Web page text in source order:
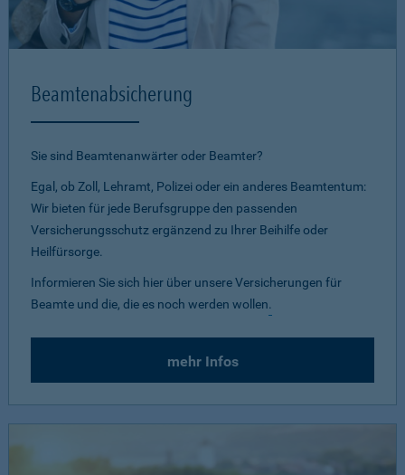
Beamtenabsicherung
Sie sind Beamtenanwärter oder Beamter?
Egal, ob Zoll, Lehramt, Polizei oder ein anderes Beamtentum:
Wir bieten für jede Berufsgruppe den passenden
Versicherungsschutz ergänzend zu Ihrer Beihilfe oder
Heilfürsorge.
Informieren Sie sich hier über unsere Versicherungen für
Beamte und die, die es noch werden wollen.
mehr Infos